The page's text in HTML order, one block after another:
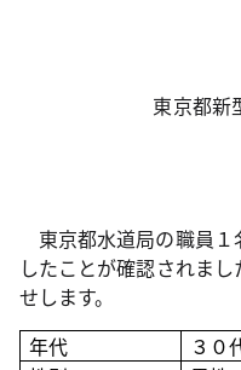
東京都新
東京都水道局の職員
したことが確認されま
せします。
年代
３０